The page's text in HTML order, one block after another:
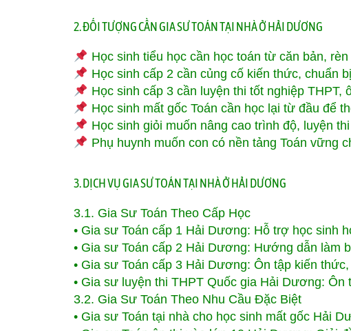
2. ĐỐI TƯỢNG CẦN GIA SƯ TOÁN TẠI NHÀ Ở HẢI DƯƠNG
Học sinh tiểu học cần học toán từ căn bản,
Học sinh cấp 2 cần củng cố kiến thức, chuẩn
Học sinh cấp 3 cần luyện thi tốt nghiệp THPT,
Học sinh mất gốc Toán cần học lại từ đầu để
Học sinh giỏi muốn nâng cao trình độ, luyện
Phụ huynh muốn con có nền tảng Toán vững
3. DỊCH VỤ GIA SƯ TOÁN TẠI NHÀ Ở HẢI DƯƠNG
3.1. Gia Sư Toán Theo Cấp Học
• Gia sư Toán cấp 1 Hải Dương: Hỗ trợ học sinh
• Gia sư Toán cấp 2 Hải Dương: Hướng dẫn làm
• Gia sư Toán cấp 3 Hải Dương: Ôn tập kiến
• Gia sư luyện thi THPT Quốc gia Hải Dương: Ôn
3.2. Gia Sư Toán Theo Nhu Cầu Đặc Biệt
• Gia sư Toán tại nhà cho học sinh mất gốc Hải